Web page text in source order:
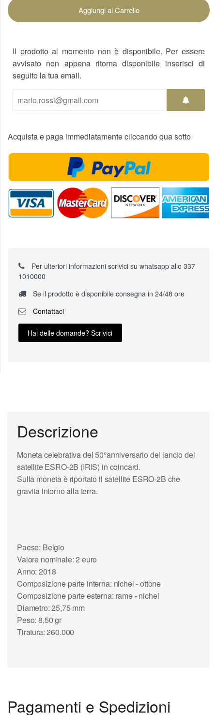
Aggiungi al Carrello
Il prodotto al momento non è disponibile. Per essere
avvisato non appena ritorna disponibile inserisci di
seguito la tua email.
Acquista e paga immediatamente cliccando qua sotto
Per ulteriori informazioni scrivici su whatsapp allo 337
1010000
Se il prodotto è disponibile consegna in 24/48 ore
Contattaci
Hai delle domande? Scrivici
Descrizione
Moneta celebrativa del 50°anniversario del lancio del
satellite ESRO-2B (IRIS) in coincard.
Sulla moneta è riportato il satellite ESRO-2B che
gravita intorno alla terra.
Paese: Belgio
Valore nominale: 2 euro
Anno: 2018
Composizione parte interna: nichel - ottone
Composizione parte esterna: rame - nichel
Diametro: 25,75 mm
Peso: 8,50 gr
Tiratura: 260.000
Pagamenti e Spedizioni